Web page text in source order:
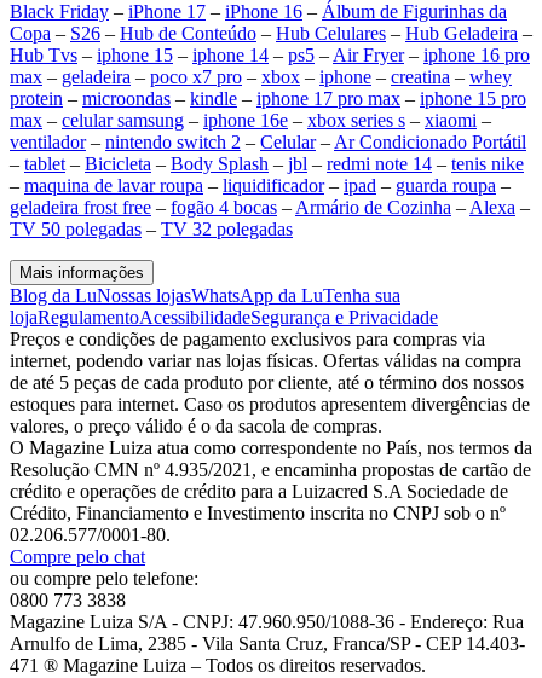
Black Friday – iPhone 17 – iPhone 16 – Álbum de Figurinhas da
Copa – S26 – Hub de Conteúdo – Hub Celulares – Hub Geladeira –
Hub Tvs – iphone 15 – iphone 14 – ps5 – Air Fryer– iphone 16 pro
max – geladeira – poco x7 pro – xbox – iphone – creatina – whey
protein – microondas – kindle – iphone 17 pro max – iphone 15 pro
max – celular samsung – iphone 16e – xbox series s – xiaomi –
ventilador– nintendo switch 2 – Celular– Ar Condicionado Portátil
– tablet – Bicicleta – Body Splash – jbl – redmi note 14 – tenis nike
– maquina de lavar roupa – liquidificador– ipad – guarda roupa –
geladeira frost free – fogão 4 bocas – Armário de Cozinha – Alexa –
TV 50 polegadas – TV 32 polegadas
Mais informações
Blog da LuNossas lojasWhatsApp da LuTenha sua
lojaRegulamentoAcessibilidadeSegurança e Privacidade
Preços e condições de pagamento exclusivos para compras via
internet, podendo variar nas lojas físicas. Ofertas válidas na compra
de até 5 peças de cada produto por cliente, até o término dos nossos
estoques para internet. Caso os produtos apresentem divergências de
valores, o preço válido é o da sacola de compras.
O Magazine Luiza atua como correspondente no País, nos termos da
Resolução CMN nº 4.935/2021, e encaminha propostas de cartão de
crédito e operações de crédito para a Luizacred S.A Sociedade de
Crédito, Financiamento e Investimento inscrita no CNPJ sob o nº
02.206.577/0001-80.
Compre pelo chat
ou compre pelo telefone:
0800 773 3838
Magazine Luiza S/A - CNPJ: 47.960.950/1088-36 - Endereço: Rua
Arnulfo de Lima, 2385 - Vila Santa Cruz, Franca/SP - CEP 14.403-
471 ® Magazine Luiza – Todos os direitos reservados.